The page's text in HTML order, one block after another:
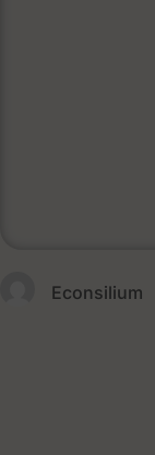
Econsilium